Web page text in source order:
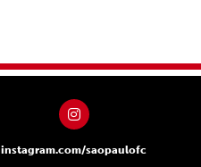
instagram.com/saopaulofc